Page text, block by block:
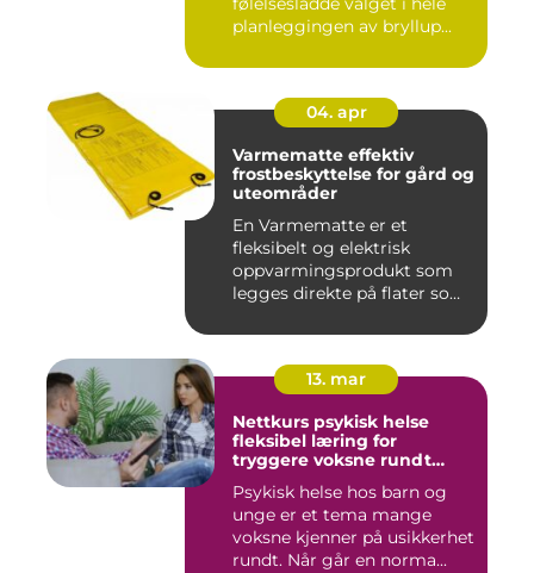
planleggingen av bryllup...
04. apr
Varmematte effektiv
frostbeskyttelse for gård og
uteområder
En Varmematte er et
fleksibelt og elektrisk
oppvarmingsprodukt som
legges direkte på flater som
13. mar
Nettkurs psykisk helse
fleksibel læring for
tryggere voksne rundt
Psykisk helse hos barn og
unge er et tema mange
voksne kjenner på usikkerhet
rundt. Når går en norma...